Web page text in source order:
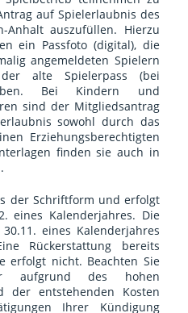
auf Spielerlaubnis des
Anhalt auszufüllen. Hierzu
ein Passfoto (digital), die
angemeldeten Spielern
alte Spielerpass (bei
Bei Kindern und
sind der Mitgliedsantrag
sowohl durch das
Erziehungsberechtigten
finden sie auch in
.
der Schriftform und erfolgt
eines Kalenderjahres. Die
eines Kalenderjahres
Rückerstattung bereits
erfolgt nicht. Beachten Sie
aufgrund des hohen
der entstehenden Kosten
Ihrer Kündigung